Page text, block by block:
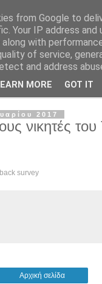
2017
νικητές του
survey
Αρχική σελίδα
from Google to
Your IP address and
with
of service,
and address
MORE GOT IT